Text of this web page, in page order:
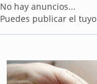
No hay anuncios...
Puedes publicar el